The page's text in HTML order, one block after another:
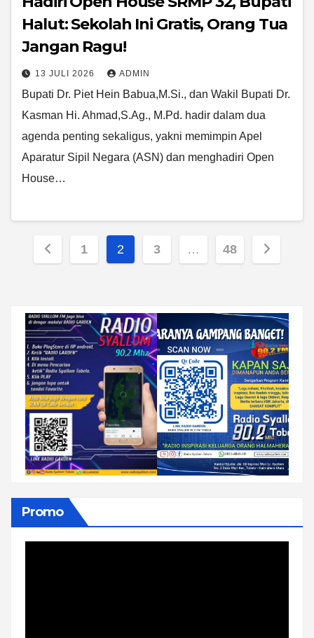
Halut: Sekolah Ini Gratis, Orang Tua
Jangan Ragu!
13 JULI 2026 ADMIN
Bupati Dr. Piet Hein Babua,M.Si., dan Wakil Bupati Dr.
Kasman Hi. Ahmad,S.Ag., M.Pd. hadir dalam dua
agenda penting sekaligus, yakni memimpin Apel
Aparatur Sipil Negara (ASN) dan menghadiri Open
House…
Paginasi
1 2 3 … 48
Promo